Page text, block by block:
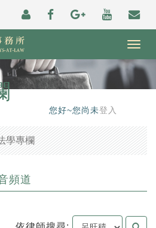
您好~您尚未登入
學專欄
頻道